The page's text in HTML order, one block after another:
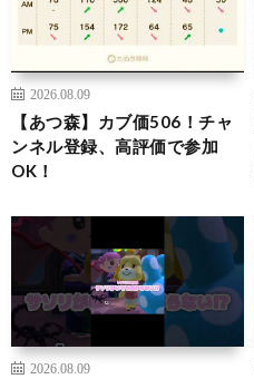
2026.08.09
【あつ森】カブ価506！チャ
ンネル登録、高評価で参加
OK！
2026.08.09